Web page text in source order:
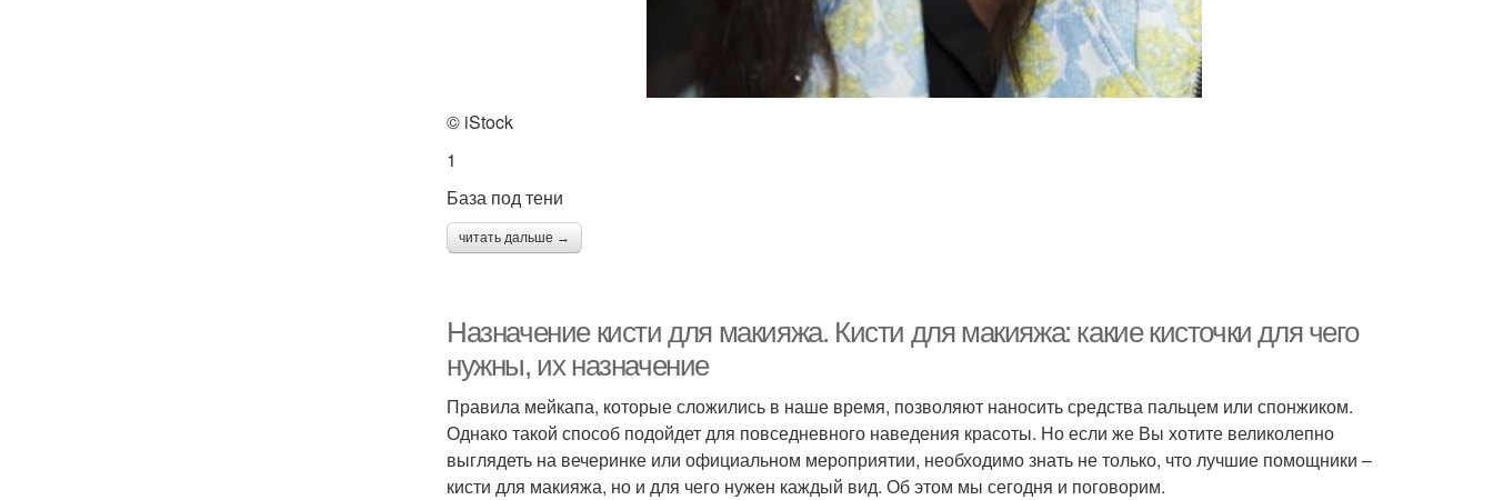
© iStock
1
База под тени
читать дальше →
Назначение кисти для макияжа. Кисти для макияжа: какие кисточки для чего
нужны, их назначение
Правила мейкапа, которые сложились в наше время, позволяют наносить средства пальцем или спонжиком.
Однако такой способ подойдет для повседневного наведения красоты. Но если же Вы хотите великолепно
выглядеть на вечеринке или официальном мероприятии, необходимо знать не только, что лучшие помощники –
кисти для макияжа, но и для чего нужен каждый вид. Об этом мы сегодня и поговорим.